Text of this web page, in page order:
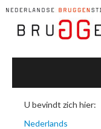
U bevindt zich hier:
Nederlands